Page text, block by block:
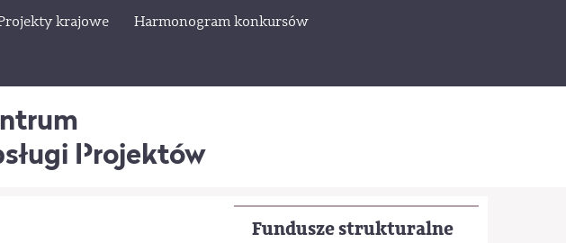
krajowe Harmonogram konkursów
Projektów
Fundusze strukturalne